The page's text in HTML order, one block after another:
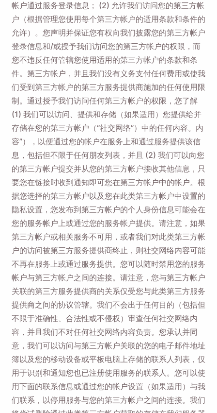
帐户通过服务登录信息； (2) 允许我们访问您的第三方帐
户（根据管理您使用每个第三方帐户的适用条款和条件的
允许）。您声明并保证您有权向我们披露您的第三方帐户
登录信息和/或授予我们访问您的第三方帐户的权限，而
您不违反任何管辖您使用适用的第三方帐户的条款和条
件。第三方帐户，并且我们没有义务支付任何费用或使我
们受到第三方帐户的第三方服务提供商施加的任何使用限
制。通过授予我们访问任何第三方帐户的权限，您了解
(1) 我们可以访问、提供和存储（如果适用）您提供给并
存储在您的第三方帐户（“社交网络”）中的任何内容。内
容”），以便通过您的帐户在服务上和通过服务提供该信
息，包括但不限于任何朋友列表，并且 (2) 我们可以向您
的第三方帐户提交并从您的第三方帐户接收其他信息，只
要您在链接时收到通知即可您在第三方帐户中的帐户。根
据您选择的第三方帐户以及您在此类第三方帐户中设置的
隐私设置，您发布到第三方帐户的个人身份信息可能会在
您的服务帐户上或通过您的服务帐户提供。请注意，如果
第三方帐户或相关服务不可用，或者我们对此类第三方帐
户的访问被第三方服务提供商终止，则社交网络内容可能
不再在服务上或通过服务提供。您可以随时禁用您的服务
帐户与第三方帐户之间的连接。请注意，您与第三方帐户
关联的第三方服务提供商的关系仅受您与此类第三方服务
提供商之间的协议管辖。我们不会出于任何目的（包括但
不限于准确性、合法性或不侵权）审查任何社交网络内
容，并且我们不对任何社交网络内容负责。您承认并同
意，我们可以访问与第三方帐户关联的您的电子邮件地址
簿以及您的移动设备或平板电脑上存储的联系人列表，仅
用于识别和通知您也已注册使用服务的联系人。您可以使
用下面的联系信息或通过您的帐户设置（如果适用）与我
们联系，以停用服务与您的第三方帐户之间的连接。我们